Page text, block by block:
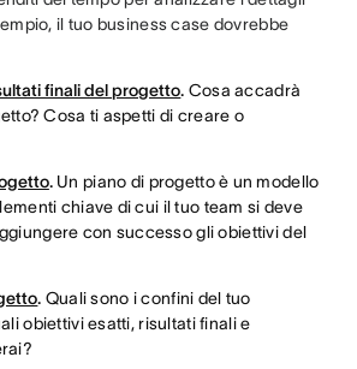
il tuo business case dovrebbe
finali del progetto. Cosa accadrà
Cosa ti aspetti di creare o
.Un piano di progetto è un modello
chiave di cui il tuo team si deve
con successo gli obiettivi del
. Quali sono i confini del tuo
obiettivi esatti, risultati finali e